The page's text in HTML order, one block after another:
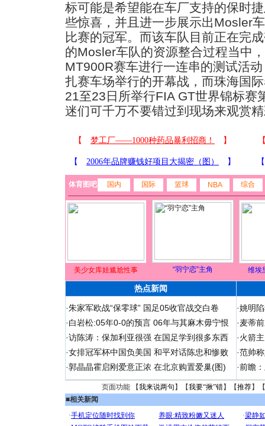
标可能是希望能在车厂支持的保时
些惊喜，并且进一步展示出Mosler
比赛的冠军。而该车队目前正在完
的Mosler车队的资源整合过程当中
MT900R赛车进行一连串的测试活
扎赛车场举行的开幕战，而珠海国
21至23日所举行FIA GT世界锦标赛
迷们可千万不要错过到现场来观赏
体育图吧 国内 国际 篮球 NBA 综合
美少女库娃尴尬性事 “羽宁恋”主角 维埃
热点新闻
·朱家军欧战“保零球” 国足05收官战交白卷
·白岩松:05年0-0的预言 06年与其麻木毋宁恨
·访陈涛：保加利亚很强 在国足学到很多东西
·女排冠军杯中国负美国 和平对话陈忠和惨败
·郭晶晶霍启刚爱意正浓 在北京购置爱巢(图)
·姚明
·麦蒂
·火箭
·范帅
·前瞻
页面功能 【我来说两句 】【我要“揪”错】【推荐】
■相关新闻